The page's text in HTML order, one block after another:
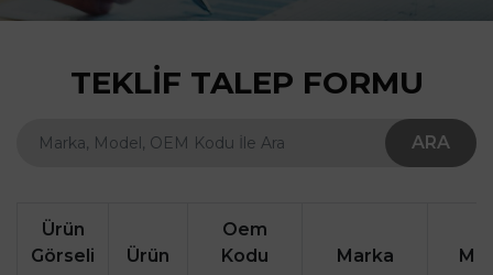
TEKLIF TALEP FORMU
ARA
Ürün
Görseli
Ürün
Oem
Kodu
Marka